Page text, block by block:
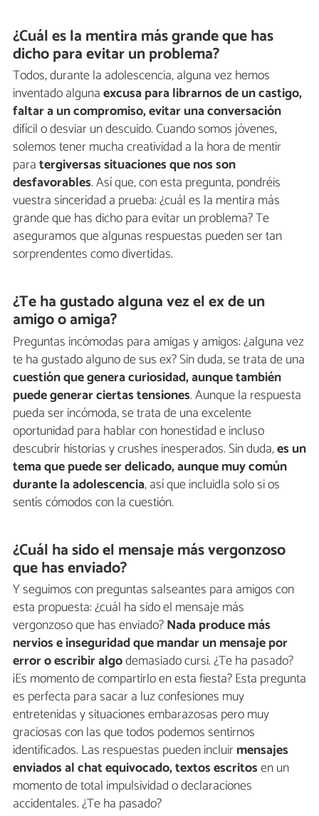
¿Cuál es la mentira más grande que has
dicho para evitar un problema?
Todos, durante la adolescencia, alguna vez hemos
inventado algunaexcusa para librarnos de un castigo,
faltar a un compromiso, evitar una conversación
difícil o desviar un descuido. Cuando somos jóvenes,
solemos tener mucha creatividad a la hora de mentir
paratergiversas situaciones que nos son
desfavorables. Así que, con esta pregunta, pondréis
vuestra sinceridad a prueba: ¿cuál es la mentira más
grande que has dicho para evitar un problema? Te
aseguramos que algunas respuestas pueden ser tan
sorprendentes como divertidas.
¿Te ha gustado alguna vez el ex de un
amigo o amiga?
Preguntas incómodas para amigas y amigos: ¿alguna vez
te ha gustado alguno de sus ex? Sin duda, se trata de una
cuestión que genera curiosidad, aunque también
puede generar ciertas tensiones. Aunque la respuesta
pueda ser incómoda, se trata de una excelente
oportunidad para hablar con honestidad e incluso
descubrir historias y crushes inesperados. Sin duda,es un
tema que puede ser delicado, aunque muy común
durante la adolescencia, así que incluidla solo si os
sentís cómodos con la cuestión.
¿Cuál ha sido el mensaje más vergonzoso
que has enviado?
Y seguimos con preguntas salseantes para amigos con
esta propuesta: ¿cuál ha sido el mensaje más
vergonzoso que has enviado?Nada produce más
nervios e inseguridad que mandar un mensaje por
error o escribir algodemasiado cursi. ¿Te ha pasado?
¡Es momento de compartirlo en esta fiesta? Esta pregunta
es perfecta para sacar a luz confesiones muy
entretenidas y situaciones embarazosas pero muy
graciosas con las que todos podemos sentirnos
identificados. Las respuestas pueden incluirmensajes
enviados al chat equivocado, textos escritosen un
momento de total impulsividad o declaraciones
accidentales. ¿Te ha pasado?